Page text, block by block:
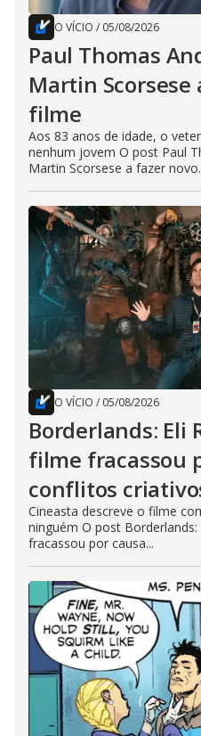
O VÍCIO / 05/08/2026
Paul Thomas
Martin Scorsese
filme
Aos 83 anos de idade, o
nenhum jovem O post Paul
Martin Scorsese a fazer
O VÍCIO / 05/08/2026
Borderlands: Eli
filme fracassou
conflitos
Cineasta descreve o filme
ninguém O post
fracassou por causa...